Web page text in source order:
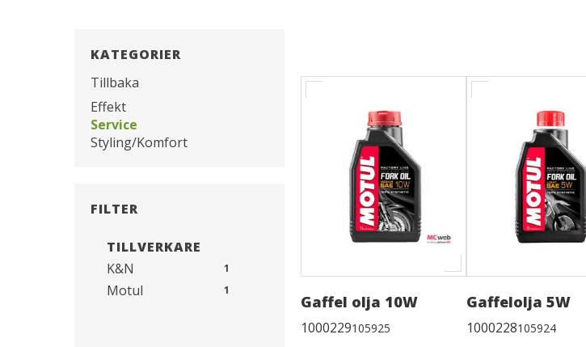
KATEGORIER
Tillbaka
Effekt
Service
Styling/Komfort
FILTER
TILLVERKARE
K&N
1
Motul 1
Gaffel olja 10W
1000229105925
Gaffelolja 5W
1000228105924